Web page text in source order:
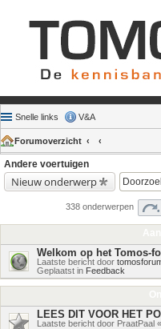
Snelle links V&A
Forumoverzicht
Andere voertuigen
Nieuw onderwerp
338 onderwerpen
Welkom op het Tomos-
Laatste bericht door
Geplaatst in Feedback
LEES DIT VOOR HET
Laatste bericht door PraatPaal «